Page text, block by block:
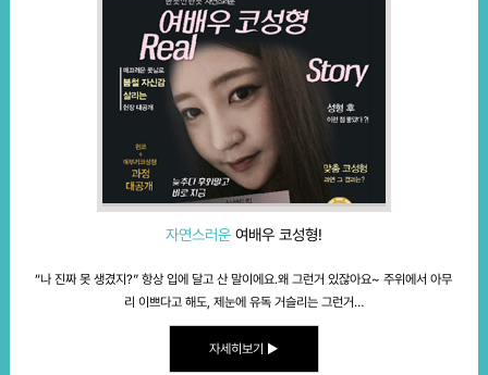
자연스러운여배우 코성형!
“나 진짜 못 생겼지?” 항상 입에 달고 산 말이에요.왜 그런거 있잖아요~ 주위에서 아무
리 이쁘다고 해도, 제눈에 유독 거슬리는 그런거…
자세히보기 ▶